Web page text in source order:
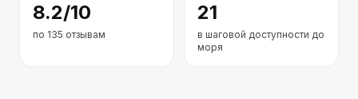
8.2/10
по 135 отзывам
21
в шаговой доступности до
моря